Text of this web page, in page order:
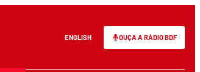
ENGLISH OUÇA A RÁDIO BDF